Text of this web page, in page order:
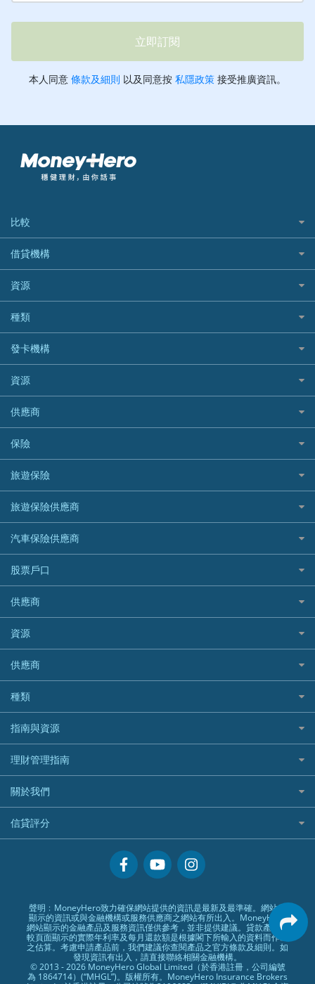
比較
私人貸款比較
稅季/稅務貸款
網上貸款
結餘轉戶(清卡數貸款)
銀行貸款
財務公司貸款
免入息貸款
免TU貸款
急借錢
緊急貸款比較
最佳小額貸款比較
易批必批貸款
24小時貸款
最佳循環貸款
借貸機構
BEA 東亞銀行
BOC 中國銀行
Cashing Pro 優尚信貸
CCB(Asia) 中國建設銀行 (亞洲)
Citibank 花旗銀行
CNCBI 信銀國際
CreFIT 維信
DBS 星展銀行
DSB 大新銀行
HSBC 滙豐銀行貸款
K Cash 貸款
Mox 銀行
National Resources 中潤物業按揭
OCBC 華僑銀行
PrimeCredit 安信信貸
Promise 邦民日本財務
Rabbit Credit月兔信貸
Standard Chartered 渣打銀行
UA 亞洲聯合財務
WeLab Bank
WeLend 貸款
資源
如何申請個人貸款
如何管理個人貸款
個人貸款有用資訊
清卡數貸款教學
循環貸款教學
個人化貸款產品推介 🔥全新
債務重組一覽
供樓利息扣稅
最佳貸款app
種類
網購優惠
精選外幣網購信用卡
尊尚信用卡
公司信用卡
電子錢包信用卡
日本遊信用卡攻略
韓國遊信用卡攻略
台灣遊信用卡攻略
機場貴賓室信用卡
銀聯信用卡
高獎賞信用卡推薦
酒店信用卡
發卡機構
Citibank花旗銀行
AE美國運通
DBS星展銀行
HSBC滙豐銀行
Mox
信銀國際
大新銀行
恒生銀行
Standard Chartered渣打銀行
東亞銀行
SIM
Airwallex信用卡
資源
Black Friday優惠
淘寶付款方式
一田購物優惠日
SOGO感謝祭
HKTVmall優惠碼
交稅優惠
酒店優惠碼
機票優惠碼
供應商
八達通自動增值信用卡
保險
旅遊保險
汽車保險
家居保險
家傭保險
寵物保險
定期人壽保險
危疾保險
年金資訊
樓宇火險
旅遊保險
日本旅遊保險及資訊
泰國旅遊保險及資訊
台灣旅遊保險及資訊
韓國旅遊保險及資訊
歐洲旅遊保險及資訊
越南旅遊保險及資訊
澳洲旅遊保險及資訊
長者嘆世界
家庭親子遊
自駕遊比較
相機有得保
專為孕婦設計的最佳旅遊保險
最佳滑雪旅遊保險
最適合BB的旅遊保險
旅遊保險供應商
AXA 安盛
AIG 美亞
Allianz 安聯
Allied World 世聯
Avo
中國銀行
Bolttech 保特
Blue Cross 藍十字
中國平安
HSBC滙豐銀行
MSIG 三井住友
Prudential 保誠
QBE 昆士蘭
Starr
汽車保險供應商
大新汽車保險
中銀汽車保險
Allianz安聯汽車保險
bolttech保障汽車保險
Zurich蘇黎世汽車保險
QBE昆士蘭汽車保險
平安汽車保險
股票戶口
富途證券
IB盈透證券
老虎證券
uSMART 盈立證券
華盛証券
長橋證券
WeBull微牛證券
漲樂全球通｜華泰國際
OSL
供應商
富途牛牛好唔好？
Webull微牛證券好唔好？
Longbridge長橋證券好唔好？
老虎證券好唔好？
華盛証券好唔好？
漲樂全球通好唔好？
IB盈透證券好唔好？
盈立證券 uSMART 好唔好？
Stashaway好唔好？
資源
股票戶口開戶
證券行邊間好？
港股5隻高息ETF精選
什麼是ETF？
香港30大高息股排行
黃金ETF懶人包
最值得注意的比特幣ETF
選股策略：五步調查攻略
供應商
銀行戶口比較
尊尚銀行戶口
Citi Plus
中信銀行inMotion
Airwallex銀行
種類
定期存款
港元定存
人民幣定存
美元定存
英鎊定存
澳元定存
指南與資源
理財資訊
識慳識賺
債務管理
投資理財
置業安居
專欄文章
理財管理指南
常用相關詞彙
MoneyHero電子報
所有合作銀行或機構
關於我們
服務承諾
網上支援
常見問題
條款及細則
編輯守則
廣告合作
信貸評分
聲明﹕MoneyHero致力確保網站提供的資訊是最新及最準確。網站所
顯示的資訊或與金融機構或服務供應商之網站有所出入。MoneyHero
網站顯示的金融產品及服務資訊僅供參考，並非提供建議。貸款產品比
較頁面顯示的實際年利率及每月還款額是根據閣下所輸入的資料而作出
之估算。考慮申請產品前，我們建議你查閱產品之官方條款及細則。如
發現資訊有出入，請直接聯絡相關金融機構。
© 2013 - 2026 MoneyHero Global Limited（於香港註冊，公司編號
為 1864714）(“MHGL”)。版權所有。MoneyHero Insurance Brokers